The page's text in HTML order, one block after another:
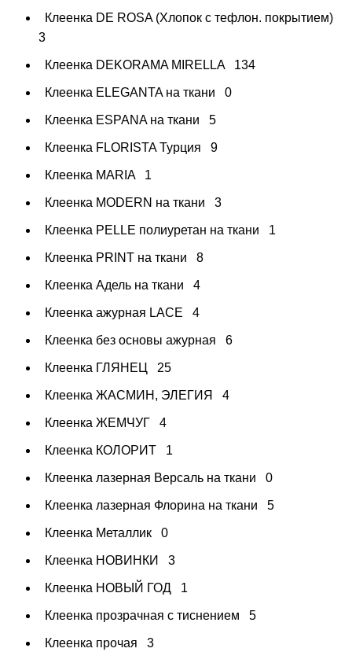
Клеенка DE ROSA (Хлопок с тефлон. покрытием)
3
Клеенка DEKORAMA MIRELLA 134
Клеенка ELEGANTA на ткани 0
Клеенка ESPANA на ткани 5
Клеенка FLORISTA Турция 9
Клеенка MARIA 1
Клеенка MODERN на ткани 3
Клеенка PELLE полиуретан на ткани 1
Клеенка PRINT на ткани 8
Клеенка Адель на ткани 4
Клеенка ажурная LAСE 4
Клеенка без основы ажурная 6
Клеенка ГЛЯНЕЦ 25
Клеенка ЖАСМИН, ЭЛЕГИЯ 4
Клеенка ЖЕМЧУГ 4
Клеенка КОЛОРИТ 1
Клеенка лазерная Версаль на ткани 0
Клеенка лазерная Флорина на ткани 5
Клеенка Металлик 0
Клеенка НОВИНКИ 3
Клеенка НОВЫЙ ГОД 1
Клеенка прозрачная с тиснением 5
Клеенка прочая 3